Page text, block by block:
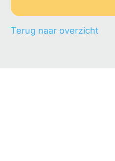
Terug naar overzicht